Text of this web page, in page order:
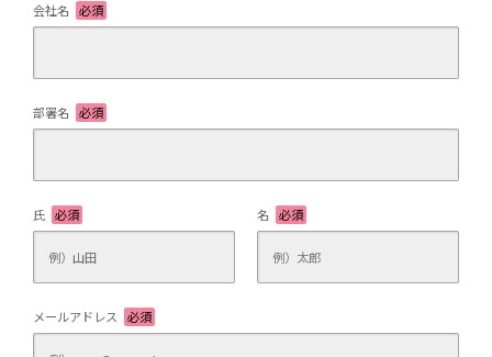
会社名 必須
部署名 必須
氏 必須 名 必須
メールアドレス 必須